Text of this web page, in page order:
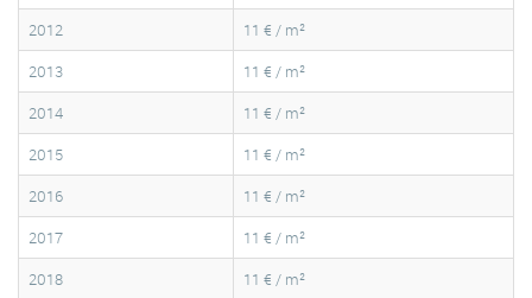
2012
11 € / m²
2013
11 € / m²
2014
11 € / m²
2015
11 € / m²
2016
11 € / m²
2017
11 € / m²
2018
11 € / m²